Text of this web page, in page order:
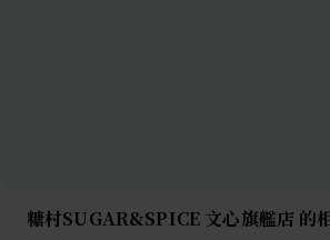
糖村SUGAR&SPICE 文心旗艦店 的